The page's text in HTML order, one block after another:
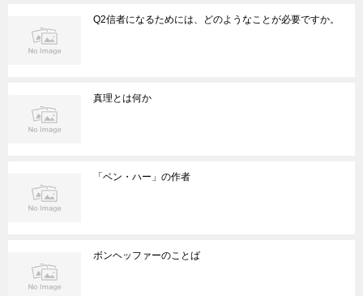
Q2信者になるためには、どのようなことが必要ですか。
真理とは何か
「ベン・ハー」の作者
ボンヘッファーのことば